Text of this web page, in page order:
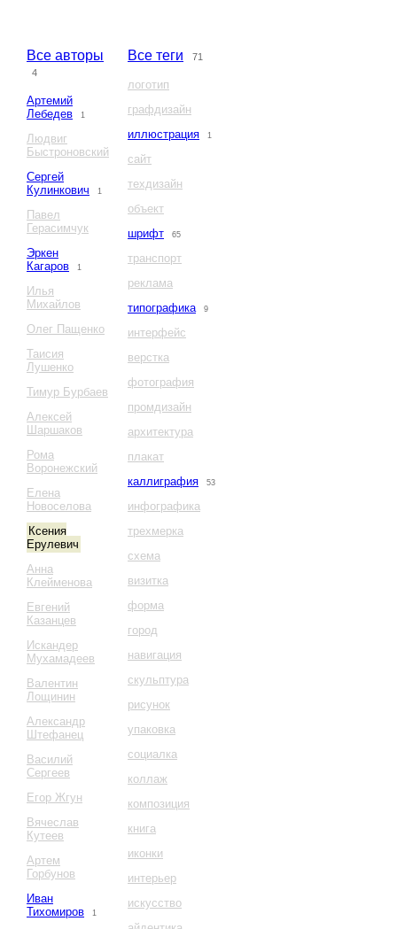
Все авторы
4
Артемий
Лебедев
1
Людвиг
Быстроновский
Сергей
Кулинкович
1
Павел
Герасимчук
Эркен
Кагаров
1
Илья
Михайлов
Олег Пащенко
Таисия
Лушенко
Тимур Бурбаев
Алексей
Шаршаков
Рома
Воронежский
Елена
Новоселова
Ксения
Ерулевич
Анна
Клейменова
Евгений
Казанцев
Искандер
Мухамадеев
Валентин
Лощинин
Александр
Штефанец
Василий
Сергеев
Егор Жгун
Вячеслав
Кутеев
Артем
Горбунов
Иван
Тихомиров
1
Все теги 71
логотип
графдизайн
иллюстрация
1
сайт
техдизайн
объект
шрифт
65
транспорт
реклама
типографика
9
интерфейс
верстка
фотография
промдизайн
архитектура
плакат
каллиграфия
53
инфографика
трехмерка
схема
визитка
форма
город
навигация
скульптура
рисунок
упаковка
социалка
коллаж
композиция
книга
иконки
интерьер
искусство